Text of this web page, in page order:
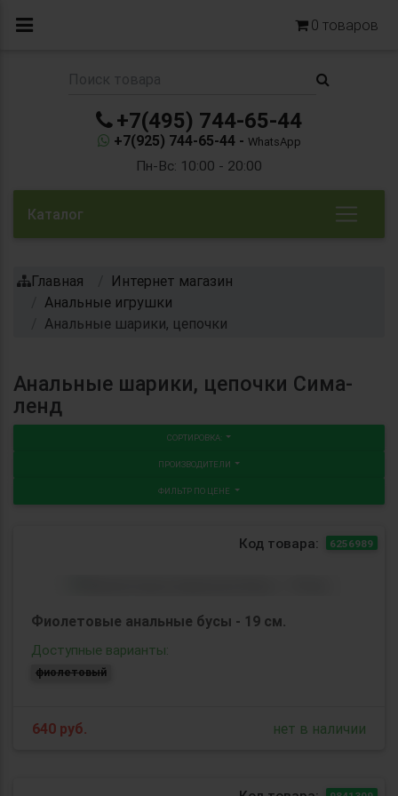
0 товаров
+7(495) 744-65-44
+7(925) 744-65-44 - WhatsApp
Пн-Вс: 10:00 - 20:00
Каталог
Главная
Интернет магазин
Анальные игрушки
Анальные шарики, цепочки
Анальные шарики, цепочки Сима-
ленд
СОРТИРОВКА:
ПРОИЗВОДИТЕЛИ
ФИЛЬТР ПО ЦЕНЕ
Код товара: 6256989
Фиолетовые анальные бусы - 19 см.
Доступные варианты:
фиолетовый
640 руб. нет в наличии